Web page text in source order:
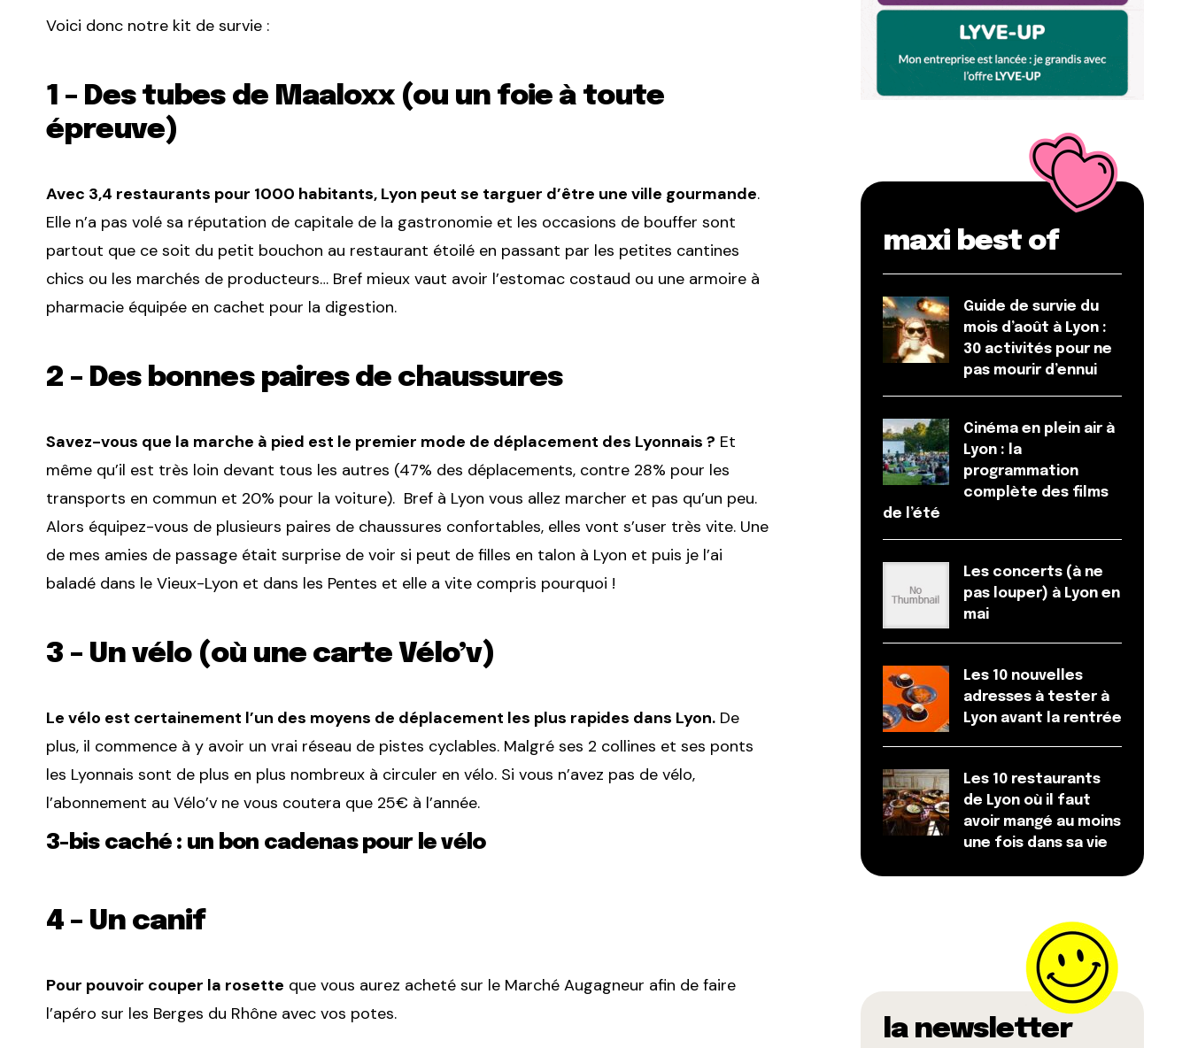
Voici donc notre kit de survie :
1 – Des tubes de Maaloxx (ou un foie à toute
épreuve)
Avec 3,4 restaurants pour 1000 habitants, Lyon peut se targuer d’être une ville gourmande.
Elle n’a pas volé sa réputation de capitale de la gastronomie et les occasions de bouffer sont
partout que ce soit du petit bouchon au restaurant étoilé en passant par les petites cantines
chics ou les marchés de producteurs… Bref mieux vaut avoir l’estomac costaud ou une armoire à
pharmacie équipée en cachet pour la digestion.
2 – Des bonnes paires de chaussures
Savez-vous que la marche à pied est le premier mode de déplacement des Lyonnais ? Et
même qu’il est très loin devant tous les autres (47% des déplacements, contre 28% pour les
transports en commun et 20% pour la voiture). Bref à Lyon vous allez marcher et pas qu’un peu.
Alors équipez-vous de plusieurs paires de chaussures confortables, elles vont s’user très vite. Une
de mes amies de passage était surprise de voir si peut de filles en talon à Lyon et puis je l’ai
baladé dans le Vieux-Lyon et dans les Pentes et elle a vite compris pourquoi !
3 – Un vélo (où une carte Vélo’v)
Le vélo est certainement l’un des moyens de déplacement les plus rapides dans Lyon. De
plus, il commence à y avoir un vrai réseau de pistes cyclables. Malgré ses 2 collines et ses ponts
les Lyonnais sont de plus en plus nombreux à circuler en vélo. Si vous n’avez pas de vélo,
l’abonnement au Vélo’v ne vous coutera que 25€ à l’année.
3-bis caché : un bon cadenas pour le vélo
4 – Un canif
Pour pouvoir couper la rosette que vous aurez acheté sur le Marché Augagneur afin de faire
l’apéro sur les Berges du Rhône avec vos potes.
maxi best of
Guide de survie du
mois d’août à Lyon :
30 activités pour ne
pas mourir d’ennui
Cinéma en plein air à
Lyon : la
programmation
complète des films
de l’été
Les concerts (à ne
pas louper) à Lyon en
mai
Les 10 nouvelles
adresses à tester à
Lyon avant la rentrée
Les 10 restaurants
de Lyon où il faut
avoir mangé au moins
une fois dans sa vie
la newsletter